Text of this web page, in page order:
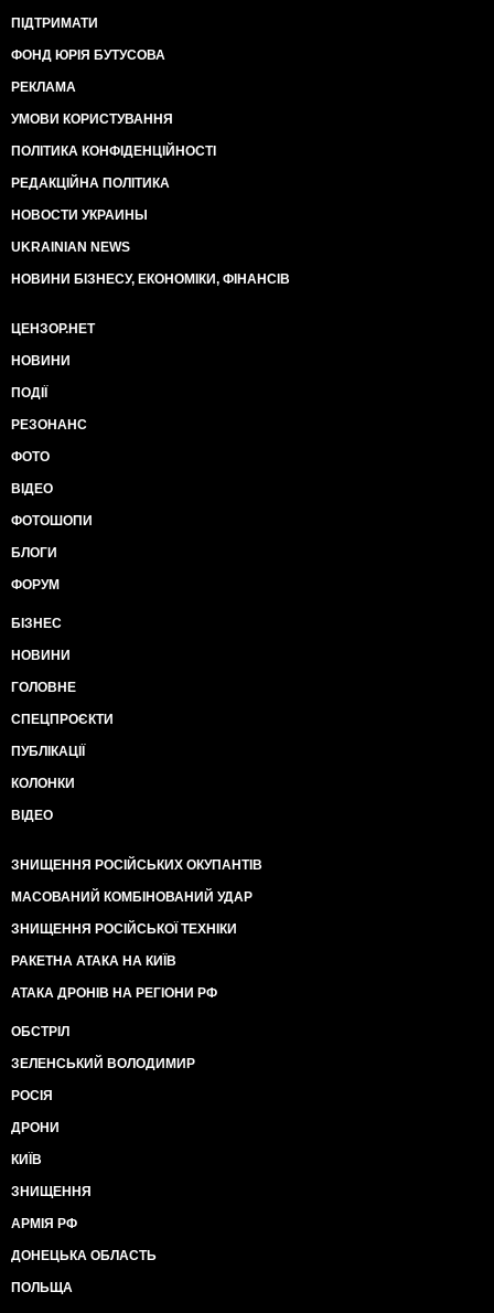
ПІДТРИМАТИ
ФОНД ЮРІЯ БУТУСОВА
РЕКЛАМА
УМОВИ КОРИСТУВАННЯ
ПОЛІТИКА КОНФІДЕНЦІЙНОСТІ
РЕДАКЦІЙНА ПОЛІТИКА
НОВОСТИ УКРАИНЫ
UKRAINIAN NEWS
НОВИНИ БІЗНЕСУ, ЕКОНОМІКИ, ФІНАНСІВ
ЦЕНЗОР.НЕТ
НОВИНИ
ПОДІЇ
РЕЗОНАНС
ФОТО
ВІДЕО
ФОТОШОПИ
БЛОГИ
ФОРУМ
БІЗНЕС
НОВИНИ
ГОЛОВНЕ
СПЕЦПРОЄКТИ
ПУБЛІКАЦІЇ
КОЛОНКИ
ВІДЕО
ЗНИЩЕННЯ РОСІЙСЬКИХ ОКУПАНТІВ
МАСОВАНИЙ КОМБІНОВАНИЙ УДАР
ЗНИЩЕННЯ РОСІЙСЬКОЇ ТЕХНІКИ
РАКЕТНА АТАКА НА КИЇВ
АТАКА ДРОНІВ НА РЕГІОНИ РФ
ОБСТРІЛ
ЗЕЛЕНСЬКИЙ ВОЛОДИМИР
РОСІЯ
ДРОНИ
КИЇВ
ЗНИЩЕННЯ
АРМІЯ РФ
ДОНЕЦЬКА ОБЛАСТЬ
ПОЛЬЩА